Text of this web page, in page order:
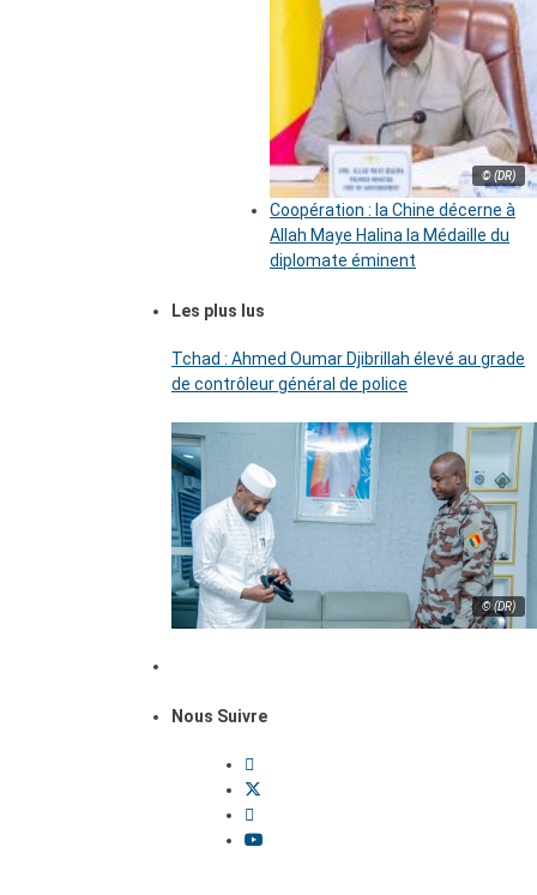
© (DR)
Coopération : la Chine décerne à
Allah Maye Halina la Médaille du
diplomate éminent
Les plus lus
Tchad : Ahmed Oumar Djibrillah élevé au grade
de contrôleur général de police
© (DR)
Nous Suivre